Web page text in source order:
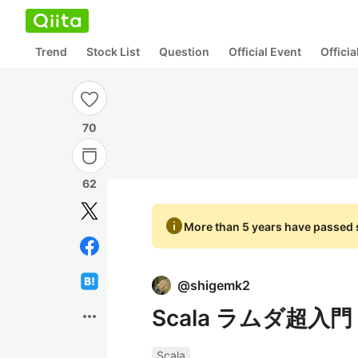
Trend Stock List Question Official Event
70
62
more_horiz
infoMore than 5 years have passed
@shigemk2
Scala ラムダ超入門
Scala